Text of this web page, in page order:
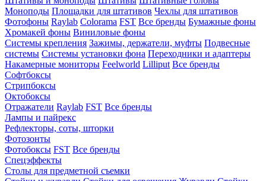
Моноподы Площадки для штативов Чехлы для штативов
Фотофоны Raylab Colorama FST Все бренды Бумажные фоны
Хромакей фоны Виниловые фоны
Системы крепления Зажимы, держатели, муфты Подвесные
системы Системы установки фона Переходники и адаптеры
Накамерные мониторы Feelworld Lilliput Все бренды
Софтбоксы
Стрипбоксы
Октобоксы
Отражатели Raylab FST Все бренды
Лампы и пайрекс
Рефлекторы, соты, шторки
Фотозонты
Фотобоксы FST Все бренды
Спецэффекты
Столы для предметной съемки